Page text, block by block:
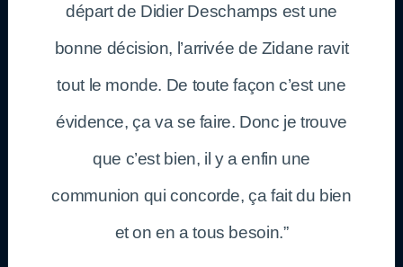
départ de Didier Deschamps est une
bonne décision, l’arrivée de Zidane ravit
tout le monde. De toute façon c’est une
évidence, ça va se faire. Donc je trouve
que c’est bien, il y a enfin une
communion qui concorde, ça fait du bien
et on en a tous besoin.”